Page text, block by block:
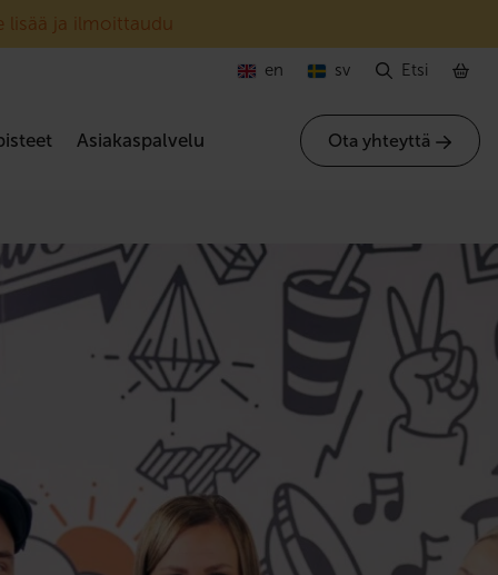
lisää ja ilmoittaudu
Asiakaspalvelu Ota yhteyttä
en sv Etsi